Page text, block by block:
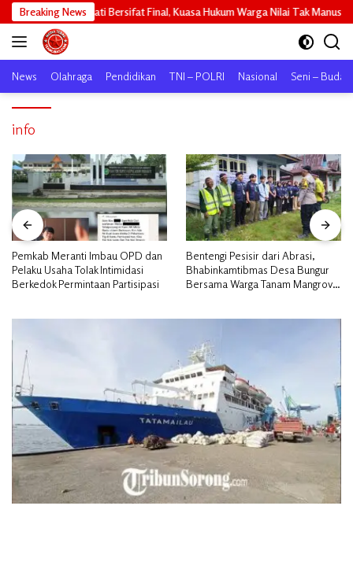
Langsung
ke
konten
Breaking News
Sagu Hati Bersifat Final, Kuasa Hukum Warga Nilai Tak Manusiawi dan
News Olahraga Pendidikan TNI – POLRI Nasional Seni –
info
Pemkab Meranti Imbau OPD dan
Pelaku Usaha Tolak Intimidasi
Berkedok Permintaan Partisipasi
Bentengi Pesisir dari Abrasi,
Bhabinkamtibmas Desa Bungur
Bersama Warga Tanam Mangrove